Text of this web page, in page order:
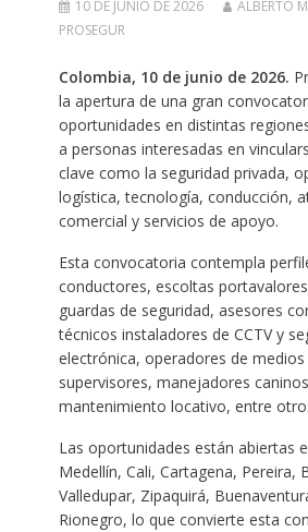
10 DE JUNIO DE 2026
ALBERTO
PROSEGUR
Colombia, 10 de junio de 2026.
la apertura de una gran
oportunidades en distintas
a personas interesadas en
clave como la seguridad privada,
logística, tecnología, conducción,
comercial y servicios de apoyo.
Esta convocatoria contempla
conductores, escoltas
guardas de seguridad, asesores
técnicos instaladores de CCTV y
electrónica, operadores de
supervisores, manejadores
mantenimiento locativo, entre
Las oportunidades están abiertas
Medellín, Cali, Cartagena, Pereira,
Valledupar, Zipaquirá,
Rionegro, lo que convierte esta